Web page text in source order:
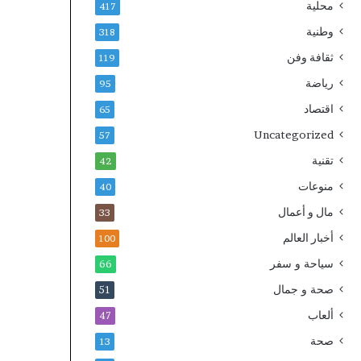
محلية 417
وطنية 318
ثقافة وفن 119
رياضة 95
اقتصاد 65
Uncategorized
57
تقنية 42
منوعات 40
مال و أعمال 33
أخبار العالم 100
سياحة و سفر 66
صحة و جمال 51
ألعاب 47
صحة 13